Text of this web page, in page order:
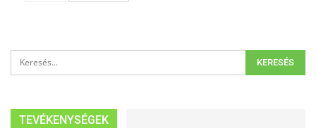
TEVÉKENYSÉGEK